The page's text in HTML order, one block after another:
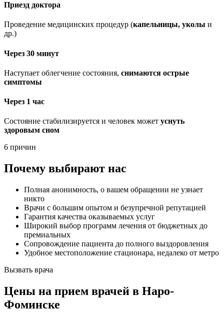
Приезд доктора
Проведение медицинских процедур (капельницы, уколы и
др.)
Через 30 минут
Наступает облегчение состояния, снимаются острые
симптомы
Через 1 час
Состояние стабилизируется и человек может уснуть
здоровым сном
6 причин
Почему выбирают нас
Полная анонимность, о вашем обращении не узнает
никто
Врачи с большим опытом и безупречной репутацией
Гарантия качества оказываемых услуг
Широкий выбор программ лечения от бюджетных до
премиальных
Сопровождение пациента до полного выздоровления
Удобное местоположение стационара, недалеко от метро
Вызвать врача
Цены на прием врачей в Наро-
Фоминске